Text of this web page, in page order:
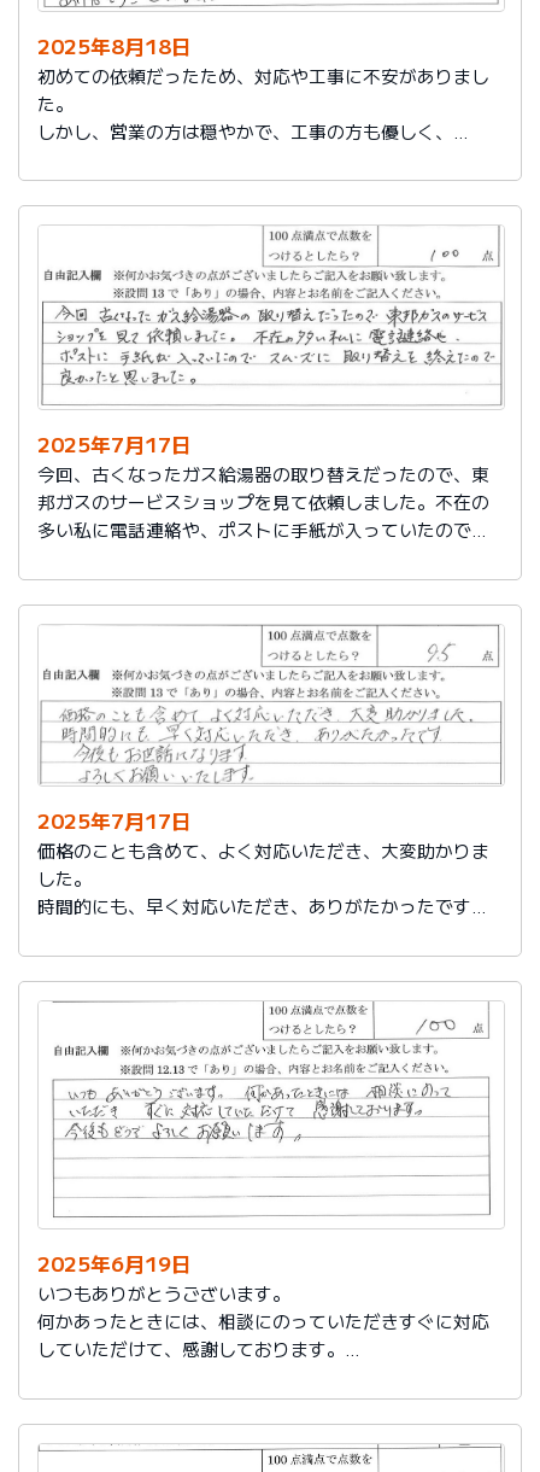
2025年8月18日
初めての依頼だったため、対応や工事に不安がありまし
た。
しかし、営業の方は穏やかで、工事の方も優しく、
また今後、何かあれば利用させて頂きます。
ありがとうございました。
2025年7月17日
今回、古くなったガス給湯器の取り替えだったので、東
邦ガスのサービスショップを見て依頼しました。不在の
多い私に電話連絡や、ポストに手紙が入っていたので、
た。
2025年7月17日
価格のことも含めて、よく対応いただき、大変助かりま
した。
時間的にも、早く対応いただき、ありがたかったです。
2025年6月19日
いつもありがとうございます。
何かあったときには、相談にのっていただきすぐに対応
していただけて、感謝しております。